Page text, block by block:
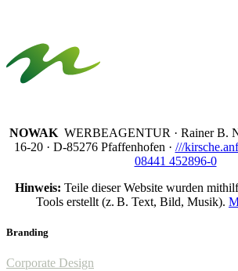
NOWAKWERBEAGENTUR · Rainer B.
16-20 · D-85276 Pfaffenhofen · ///
08441 452896-0
Hinweis: Teile dieser Website wurden
Tools erstellt (z. B. Text, Bild, Musik).
Branding
Corporate Design